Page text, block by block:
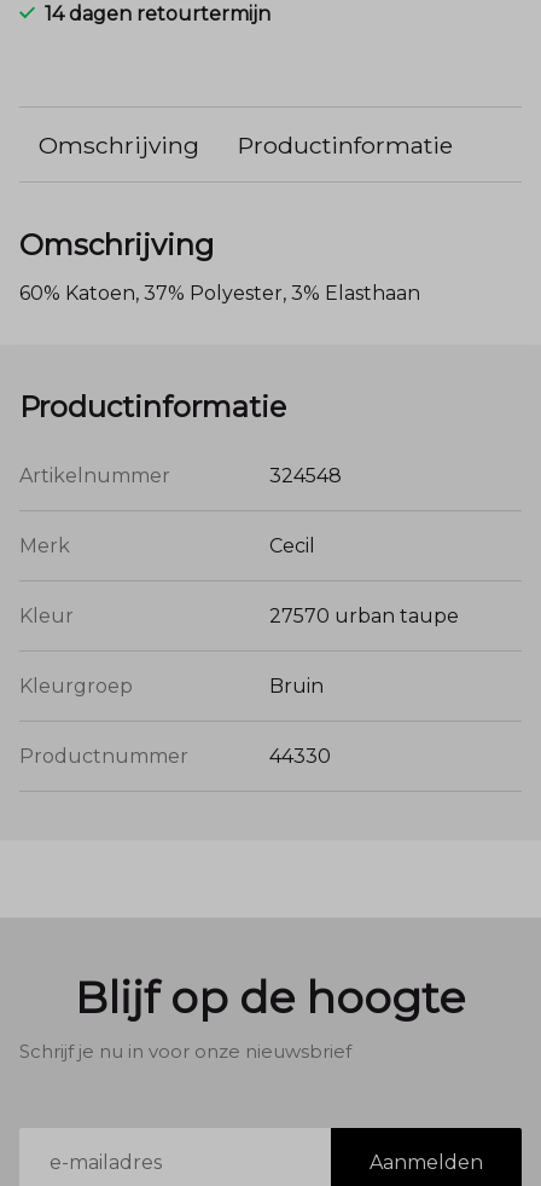
14 dagen retourtermijn
Omschrijving Productinformatie
Omschrijving
60% Katoen, 37% Polyester, 3% Elasthaan
Productinformatie
Artikelnummer 324548
Merk Cecil
Kleur 27570 urban taupe
Kleurgroep Bruin
Productnummer 44330
Blijf op de hoogte
Schrijf je nu in voor onze nieuwsbrief
mailadres
Aanmelden